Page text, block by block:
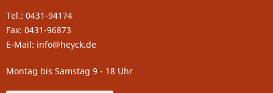
Tel.: 0431-94174
Fax: 0431-96873
E-Mail: info@heyck.de
Montag bis Samstag 9 - 18 Uhr